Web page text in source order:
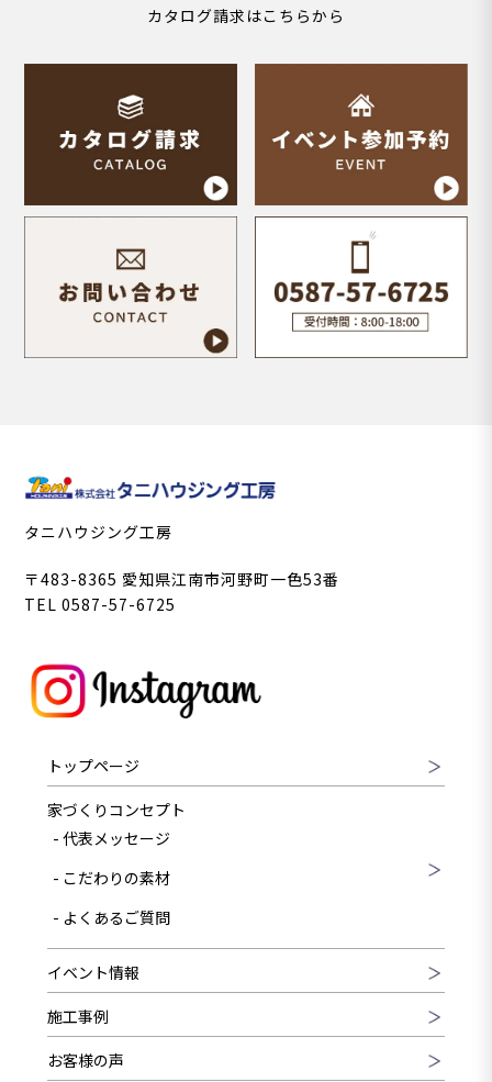
カタログ請求はこちらから
タニハウジング工房
〒483-8365 愛知県江南市河野町一色53番
TEL 0587-57-6725
トップページ
家づくりコンセプト
代表メッセージ
こだわりの素材
よくあるご質問
イベント情報
施工事例
お客様の声